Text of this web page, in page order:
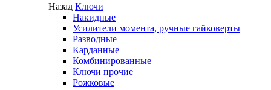
Назад Ключи
Накидные
Усилители момента, ручные гайковерты
Разводные
Карданные
Комбинированные
Ключи прочие
Рожковые